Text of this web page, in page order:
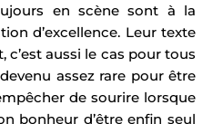
en scène sont à la
d’excellence. Leur texte
aussi le cas pour tous
assez rare pour être
de sourire lorsque
bonheur d’être enfin seul